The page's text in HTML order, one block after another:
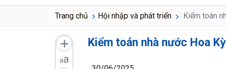
Trang chủ Hội nhập và phát triển Kiểm toán
aa
Kiểm toán nhà nước Hoa